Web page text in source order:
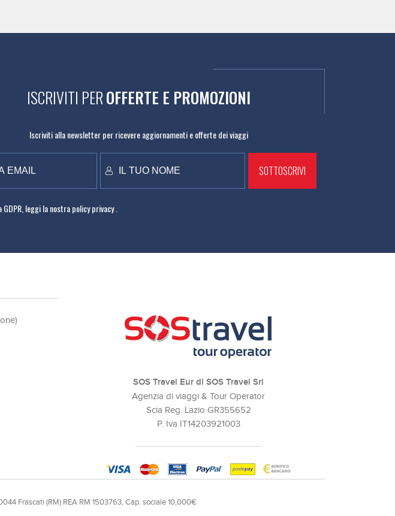
ISCRIVITI PEROFFERTE E PROMOZIONI
Iscriviti alla newsletter per ricevere aggiornamenti e offerte dei viaggi
GDPR, leggi la nostrapolicy privacy .
SOS Travel Eur di SOS Travel Srl
Agenzia di viaggi & Tour Operator
Scia Reg. Lazio GR355652
P. Iva IT14203921003
Frascati (RM) REA RM 1503763, Cap. sociale 10,000€